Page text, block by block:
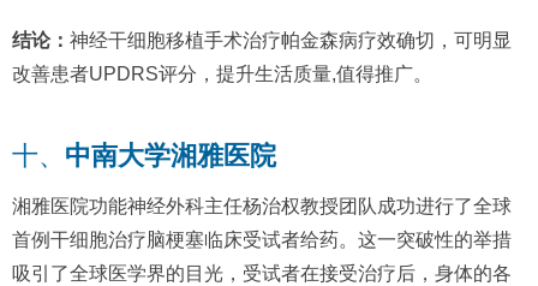
结论： 神经干细胞移植手术治疗帕金森病疗效确切，可明显
改善患者UPDRS评分，提升生活质量,值得推广。
十、 中南大学湘雅医院
湘雅医院功能神经外科主任杨治权教授团队成功进行了全球
首例干细胞治疗脑梗塞临床受试者给药。这一突破性的举措
吸引了全球医学界的目光，受试者在接受治疗后，身体的各